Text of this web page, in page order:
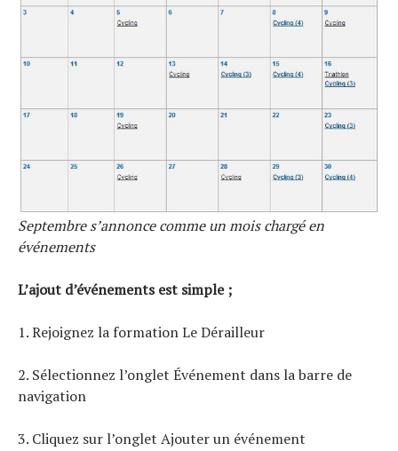
Septembre s’annonce comme un mois chargé en
événements
L’ajout d’événements est simple ;
1. Rejoignez la formation Le Dérailleur
2. Sélectionnez l’onglet Événement dans la barre de
navigation
3. Cliquez sur l’onglet Ajouter un événement